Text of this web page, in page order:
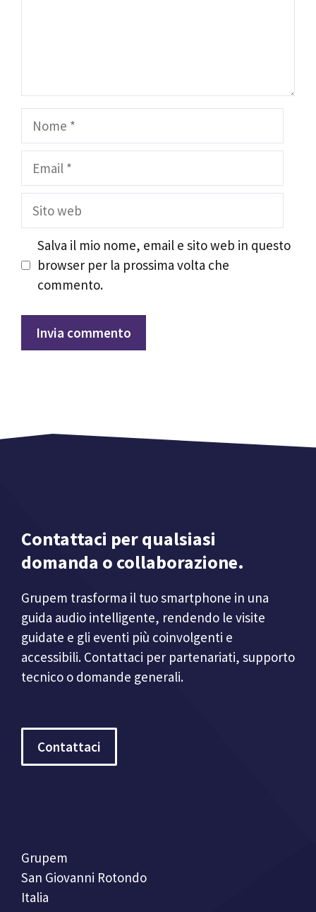
Nome
Email
Sito
Salva il mio nome, email e sito web in questo
browser per la prossima volta che
commento.
Contattaci per qualsiasi
domanda o collaborazione.
Grupem trasforma il tuo smartphone in una
guida audio intelligente, rendendo le visite
guidate e gli eventi più coinvolgenti e
accessibili. Contattaci per partenariati, supporto
tecnico o domande generali.
Contattaci
Grupem
San Giovanni Rotondo
Italia